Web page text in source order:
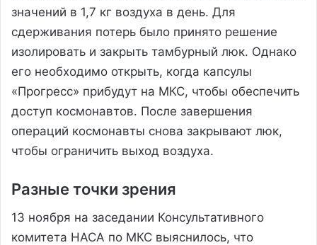
значений в 1,7 кг воздуха в день. Для
сдерживания потерь было принято решение
изолировать и закрыть тамбурный люк. Однако
его необходимо открыть, когда капсулы
«Прогресс» прибудут на МКС, чтобы обеспечить
доступ космонавтов. После завершения
операций космонавты снова закрывают люк,
чтобы ограничить выход воздуха.
Разные точки зрения
13 ноября на заседании Консультативного
комитета НАСА по МКС выяснилось, что